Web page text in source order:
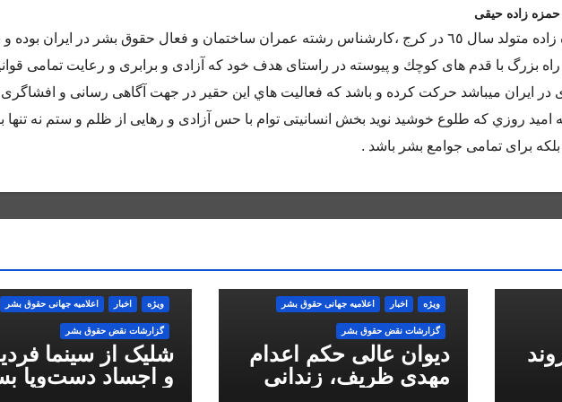
زاده حیقی
حسن حمزه زاده متولد سال ٦٥ در كرج ،كارشناس رشته عمران ساختمان و فعال حقوق بشر در ايران
راه بزرگ با قدم هاى كوچك و پيوسته در راستاى هدف خود كه آزادى و برابرى و رعايت تمامى
ايران ميباشد حركت كرده و باشد كه فعاليت هاي اين حقير در جهت آگاهى رسانى و افشاگرى
اميد روزي كه طلوع خوشيد نويد بخش انسانيتى توام با حس آزادى و رهايى از ظلم و ستم نه تنها
براى تمامى جوامع بشر باشد .
ویژه اخبار اعلاميه جهانی حقوق بشر
گزارشات نقض حقوق بشر
دیوان عالی حکم اعدام
مهدی ظریف، زندانی
ویژه اخبار اعلاميه جهانی حقوق بشر
گزارشات نقض حقوق بشر
شلیک از سینما
و اجساد دست‌وپا